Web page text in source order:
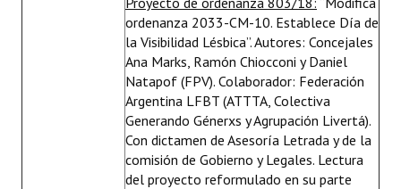
ordenanza 2033-CM-10. Establece Día de
la Visibilidad Lésbica”. Autores: Concejales
Ana Marks, Ramón Chiocconi y Daniel
Natapof (FPV). Colaborador: Federación
Argentina LFBT (ATTTA, Colectiva
Generando Génerxs y Agrupación Livertá).
Con dictamen de Asesoría Letrada y de la
comisión de Gobierno y Legales. Lectura
del proyecto reformulado en su parte